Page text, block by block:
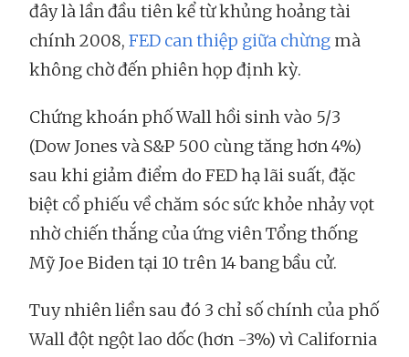
đây là lần đầu tiên kể từ khủng hoảng tài
chính 2008, FED can thiệp giữa chừng mà
không chờ đến phiên họp định kỳ.
Chứng khoán phố Wall hồi sinh vào 5/3
(Dow Jones và S&P 500 cùng tăng hơn 4%)
sau khi giảm điểm do FED hạ lãi suất, đặc
biệt cổ phiếu về chăm sóc sức khỏe nhảy vọt
nhờ chiến thắng của ứng viên Tổng thống
Mỹ Joe Biden tại 10 trên 14 bang bầu cử.
Tuy nhiên liền sau đó 3 chỉ số chính của phố
Wall đột ngột lao dốc (hơn -3%) vì California